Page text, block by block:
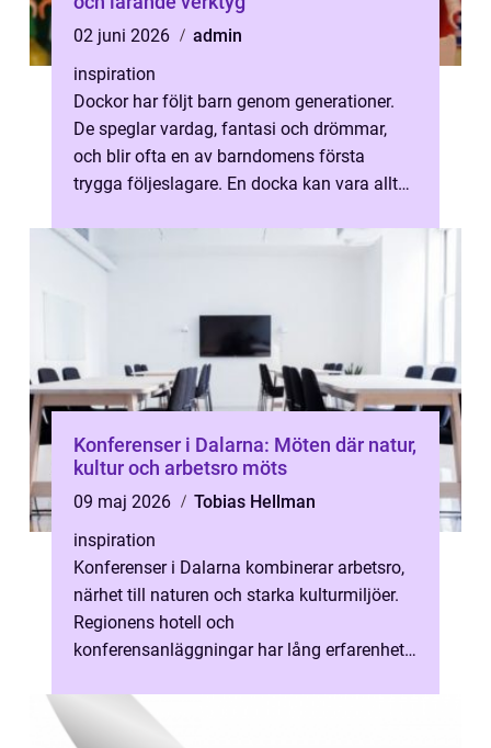
02 juni 2026
admin
inspiration
Dockor har följt barn genom generationer.
De speglar vardag, fantasi och drömmar,
och blir ofta en av barndomens första
trygga följeslagare. En docka kan vara allt
Konferenser i Dalarna: Möten där natur,
kultur och arbetsro möts
09 maj 2026
Tobias Hellman
inspiration
Konferenser i Dalarna kombinerar arbetsro,
närhet till naturen och starka kulturmiljöer.
Regionens hotell och
konferensanläggningar har lång erfarenhet